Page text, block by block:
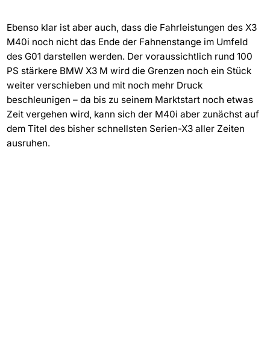
Ebenso klar ist aber auch, dass die Fahrleistungen des X3
M40i noch nicht das Ende der Fahnenstange im Umfeld
des G01 darstellen werden. Der voraussichtlich rund 100
PS stärkere BMW X3 M wird die Grenzen noch ein Stück
weiter verschieben und mit noch mehr Druck
beschleunigen – da bis zu seinem Marktstart noch etwas
Zeit vergehen wird, kann sich der M40i aber zunächst auf
dem Titel des bisher schnellsten Serien-X3 aller Zeiten
ausruhen.